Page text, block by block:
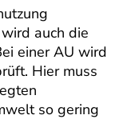
auch die
einer AU wird
Hier muss
so gering